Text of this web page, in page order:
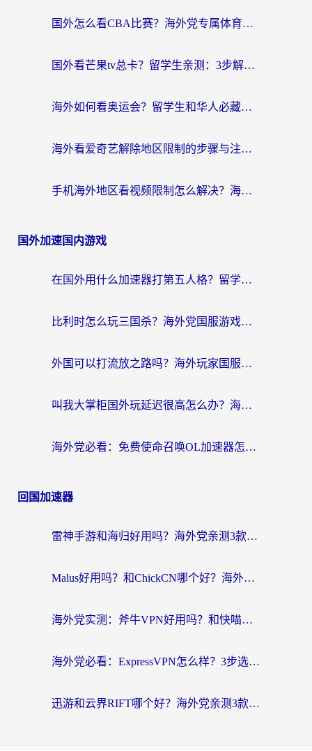
国外怎么看CBA比赛？海外党专属体育直播指南，告别地区限制看球自由
国外看芒果tv总卡？留学生亲测：3步解决地域限制+流畅追剧攻略
海外如何看奥运会？留学生和华人必藏的体育赛事观看终极指南
海外看爱奇艺解除地区限制的步骤与注意事项详解：留学生必看的无卡顿追剧指南
手机海外地区看视频限制怎么解决？海外党追剧看片的实用指南
国外加速国内游戏
在国外用什么加速器打第五人格？留学生亲测：这6个功能才是关键！
比利时怎么玩三国杀？海外党国服游戏加速器终极指南（附问道CODOL优化方案）
外国可以打流放之路吗？海外玩家国服游戏畅玩终极指南（附实测推荐）
叫我大掌柜国外玩延迟很高怎么办？海外党亲测的国服游戏加速全攻略
海外党必看：免费使命召唤OL加速器怎么选？3个国服游戏加速痛点一次性解决
回国加速器
雷神手游和海归好用吗？海外党亲测3款热门回国加速器+番茄加速器深度体验
Malus好用吗？和ChickCN哪个好？海外党亲测：选对回国加速器，追剧游戏不卡顿
海外党实测：斧牛VPN好用吗？和快喵VPN对比哪个回国效果更好？附3款热门加速器深度分析
海外党必看：ExpressVPN怎么样？3步选对回国加速器，无缝刷国内剧玩手游
迅游和云界RIFT哪个好？海外党亲测3款回国加速器，教你无缝刷国内剧玩游戏